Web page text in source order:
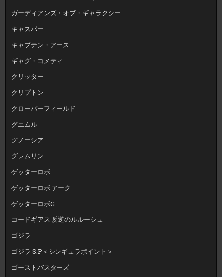
ガーディアンズ・オブ・ギャラクシー
キャスパー
キャプテン・アース
ギャグ・コメディ
クリッター
クリプトン
クローバーフィールド
グエムル
グノーシア
グレムリン
ゲッターロボ
ゲッターロボ アーク
ゲッターロボG
コードギアス 反逆のルルーシュ
ゴジラ
ゴジラ S.P＜シンギュラポイント＞
ゴーストバスターズ